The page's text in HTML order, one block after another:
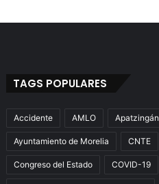
TAGS POPULARES
Accidente AMLO Apatzingán
Ayuntamiento de Morelia CNTE
Congreso del Estado COVID-19